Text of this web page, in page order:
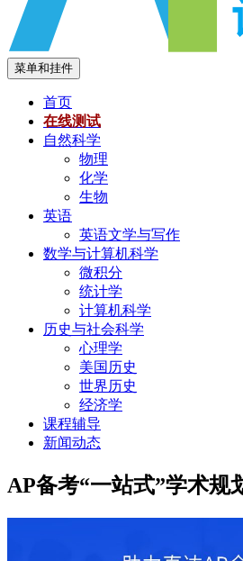
菜单和挂件
首页
在线测试
自然科学
物理
化学
生物
英语
英语文学与写作
数学与计算机科学
微积分
统计学
计算机科学
历史与社会科学
心理学
美国历史
世界历史
经济学
课程辅导
新闻动态
AP备考“一站式”学术规